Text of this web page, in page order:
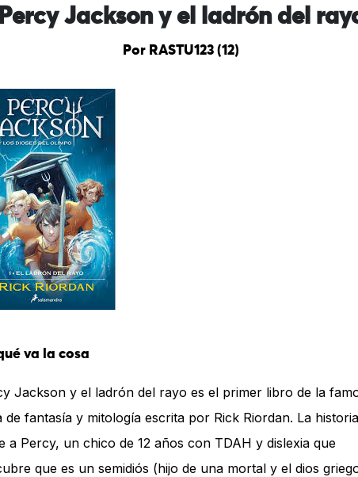
Percy Jackson y el ladrón del
Por RASTU123 (12)
va la cosa
Jackson y el ladrón del rayo es el primer libro de la
de fantasía y mitología escrita por Rick Riordan. La historia
a Percy, un chico de 12 años con TDAH y dislexia que
que es un semidiós (hijo de una mortal y el dios